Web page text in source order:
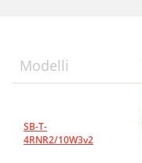
Modelli
SB-T-
4RNR2/10W3v2